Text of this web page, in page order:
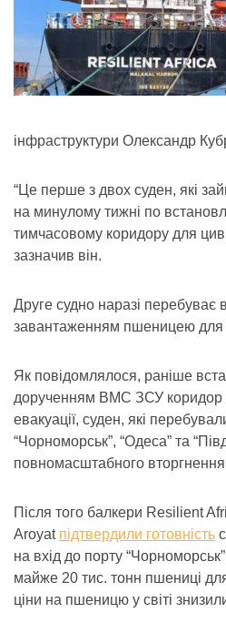
інфраструктури Олександр
“Це перше з двох суден, які
на минулому тижні по
тимчасовому коридору для
зазначив він.
Друге судно наразі перебуває
завантаженням пшеницею для
Як повідомлялося, раніше
дорученням ВМС ЗСУ коридор
евакуації, суден, які
“Чорноморськ”, “Одеса” та
повномасштабного
Після того балкери Resilient
Aroyat підтвердили готовність
на вхід до порту
майже 20 тис. тонн пшениці
ціни на пшеницю у світі